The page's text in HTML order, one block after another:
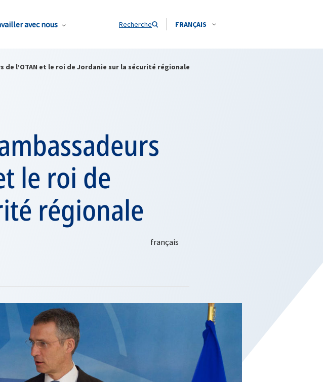
avec nous Recherche FRANÇAIS
l’OTAN et le roi de Jordanie sur la sécurité régionale
le roi de
régionale